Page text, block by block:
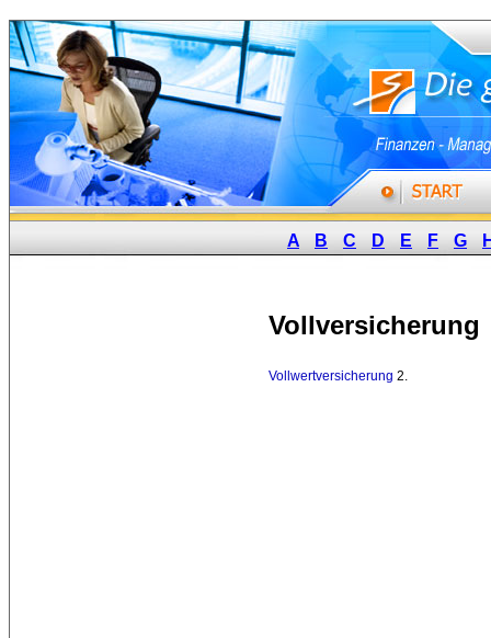
A B C D E F G
Vollversicherung
Vollwertversicherung 2.